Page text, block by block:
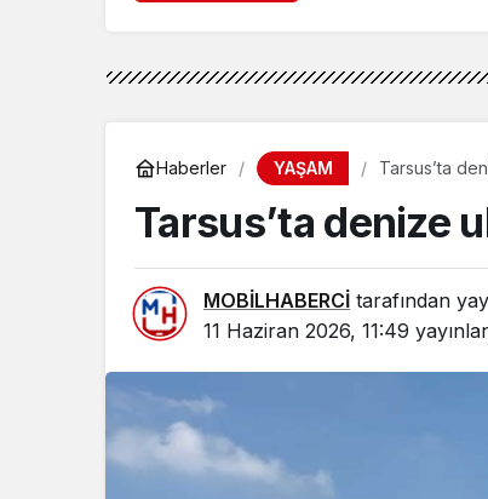
Haberler YAŞAM Tarsus’ta
Tarsus’ta denize
MOBİLHABERCİ tarafından
11 Haziran 2026, 11:49